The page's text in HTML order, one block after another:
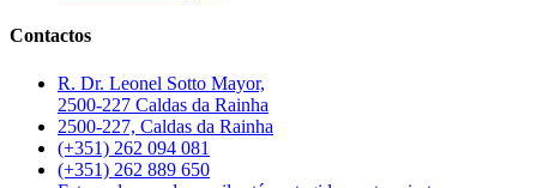
Contactos
R. Dr. Leonel Sotto Mayor,
2500-227 Caldas da Rainha
2500-227, Caldas da Rainha
(+351) 262 094 081
(+351) 262 889 650